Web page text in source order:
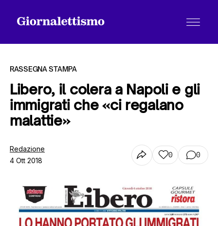
Tutti gli articoli
Chi siamo
Contatti
RASSEGNA STAMPA
Libero, il colera a Napoli e gli
immigrati che «ci regalano
malattie»
Redazione
4 Ott 2018
0 0